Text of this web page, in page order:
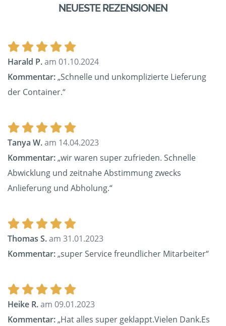
NEUESTE REZENSIONEN
Harald P.am 01.10.2024
Kommentar:„Schnelle und unkomplizierte Lieferung
der Container.“
Tanya W.am 14.04.2023
Kommentar:„wir waren super zufrieden. Schnelle
Abwicklung und zeitnahe Abstimmung zwecks
Anlieferung und Abholung.“
Thomas S.am 31.01.2023
Kommentar:„super Service freundlicher Mitarbeiter“
Heike R.am 09.01.2023
Kommentar:„Hat alles super geklappt.Vielen Dank.Es